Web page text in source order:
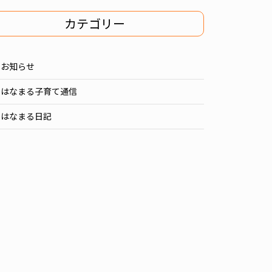
カテゴリー
お知らせ
はなまる子育て通信
はなまる日記